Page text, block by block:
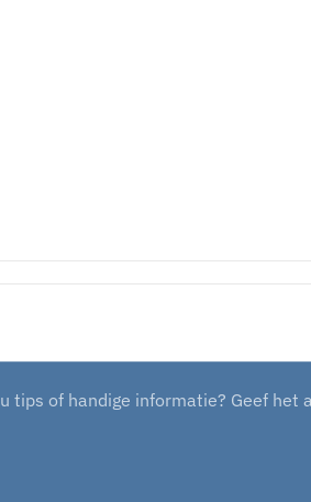
tips of handige informatie? Geef het